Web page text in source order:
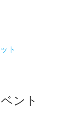
ト
ント